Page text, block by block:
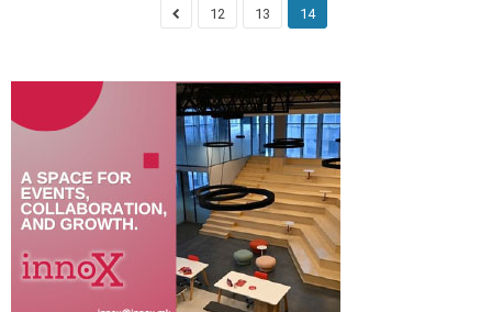
12 13 14